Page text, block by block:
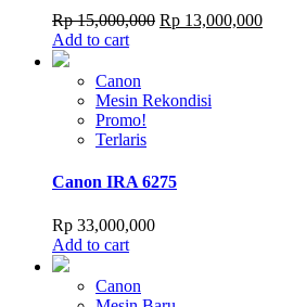
Rp15,000,000 Original
Rp 13,000,000Current
Add to cart
Canon
Mesin Rekondisi
Promo!
Terlaris
Canon IRA 6275
Rp 33,000,000
Add to cart
Canon